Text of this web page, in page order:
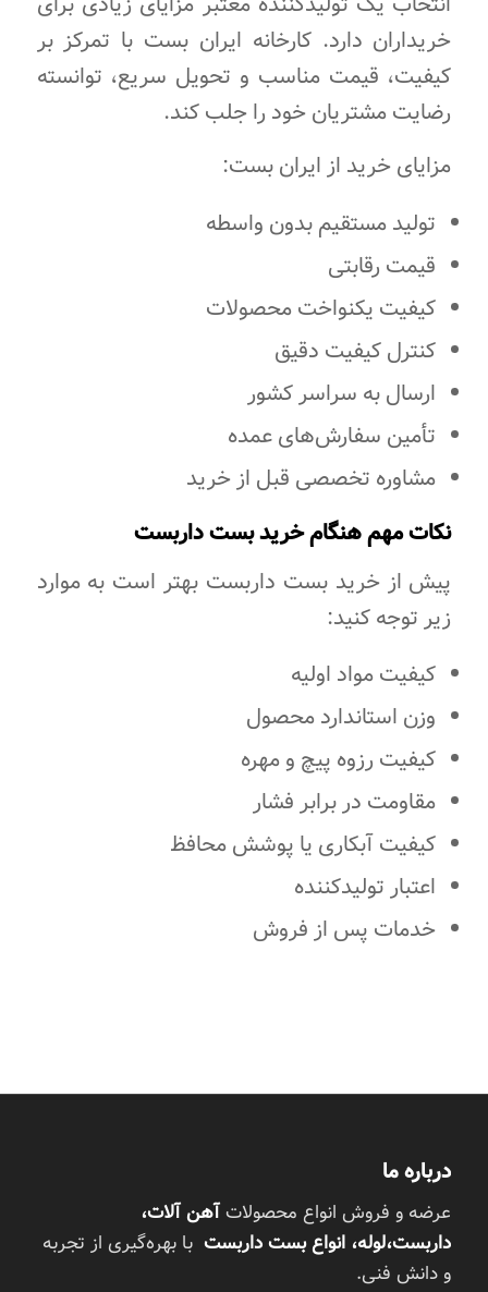
خریداران دارد. کارخانه ایران بست با تمرکز بر
کیفیت، قیمت مناسب و تحویل سریع، توانسته
رضایت مشتریان خود را جلب کند.
مزایای خرید از ایران بست:
تولید مستقیم بدون واسطه
قیمت رقابتی
کیفیت یکنواخت محصولات
کنترل کیفیت دقیق
ارسال به سراسر کشور
تأمین سفارش‌های عمده
مشاوره تخصصی قبل از خرید
نکات مهم هنگام خرید بست داربست
پیش از خرید بست داربست بهتر است به موارد
زیر توجه کنید:
کیفیت مواد اولیه
وزن استاندارد محصول
کیفیت رزوه پیچ و مهره
مقاومت در برابر فشار
کیفیت آبکاری یا پوشش محافظ
اعتبار تولیدکننده
خدمات پس از فروش
درباره ما
عرضه و فروش انواع محصولات آهن آلات،
داربست،لوله، انواع بست داربست با بهره‌گیری از تجربه
و دانش فنی.